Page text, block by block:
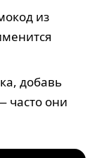
из
добавь
часто они